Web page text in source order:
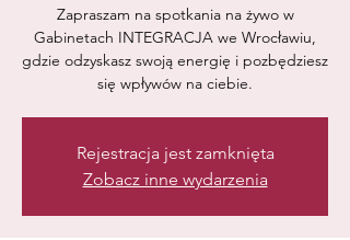
Zapraszam na spotkania na żywo w
Gabinetach INTEGRACJA we Wrocławiu,
gdzie odzyskasz swoją energię i pozbędziesz
się wpływów na ciebie.
Rejestracja jest zamknięta
Zobacz inne wydarzenia